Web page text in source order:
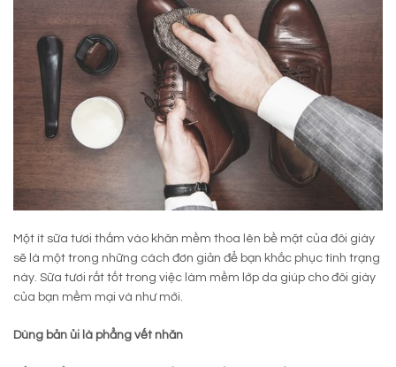
Một ít sữa tươi thấm vào khăn mềm thoa lên bề mặt của đôi giày
sẽ là một trong những cách đơn giản để bạn khắc phục tình trạng
này. Sữa tươi rất tốt trong việc làm mềm lớp da giúp cho đôi giày
của bạn mềm mại và như mới.
Dùng bản ủi là phẳng vết nhăn